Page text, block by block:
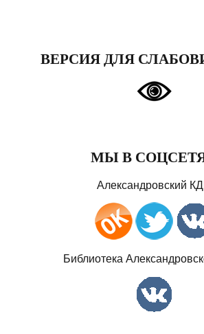
ВЕРСИЯ ДЛЯ
МЫ В
Александровский
Библиотека